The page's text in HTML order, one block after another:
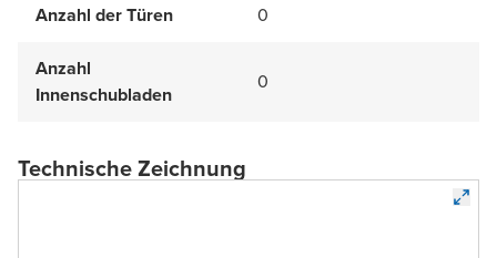
Anzahl der Türen 0
Anzahl
Innenschubladen
0
Technische Zeichnung